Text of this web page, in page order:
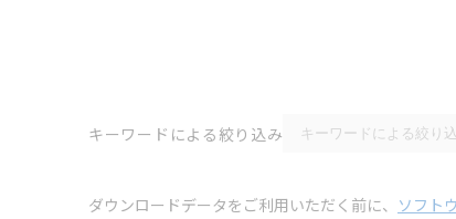
キーワードによる絞り込み
ダウンロードデータをご利用いただく前に、 ソフト